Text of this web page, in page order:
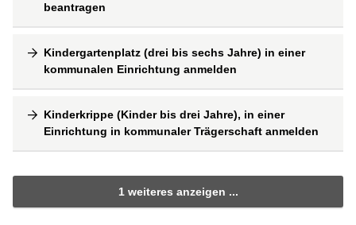
beantragen
Kindergartenplatz (drei bis sechs Jahre) in einer
kommunalen Einrichtung anmelden
Kinderkrippe (Kinder bis drei Jahre), in einer
Einrichtung in kommunaler Trägerschaft anmelden
1 weiteres anzeigen ...